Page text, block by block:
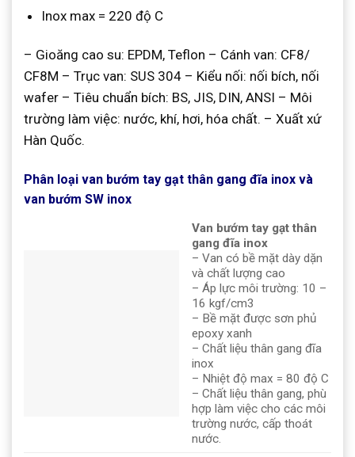
Inox max = 220 độ C
– Gioăng cao su: EPDM, Teflon – Cánh van: CF8/
CF8M – Trục van: SUS 304 – Kiểu nối: nối bích, nối
wafer – Tiêu chuẩn bích: BS, JIS, DIN, ANSI – Môi
trường làm việc: nước, khí, hơi, hóa chất. – Xuất xứ
Hàn Quốc.
Phân loại van bướm tay gạt thân gang đĩa inox và
van bướm SW inox
Van bướm tay gạt thân
gang đĩa inox
– Van có bề mặt dày dặn
và chất lượng cao
– Áp lực môi trường: 10 –
16 kgf/cm3
– Bề mặt được sơn phủ
epoxy xanh
– Chất liệu thân gang đĩa
inox
– Nhiệt độ max = 80 độ C
– Chất liệu thân gang, phù
hợp làm việc cho các môi
trường nước, cấp thoát
nước.